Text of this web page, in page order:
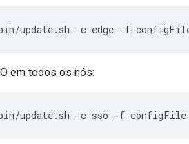
update.sh -c edge -f
em todos os nós:
update.sh -c sso -f configFile